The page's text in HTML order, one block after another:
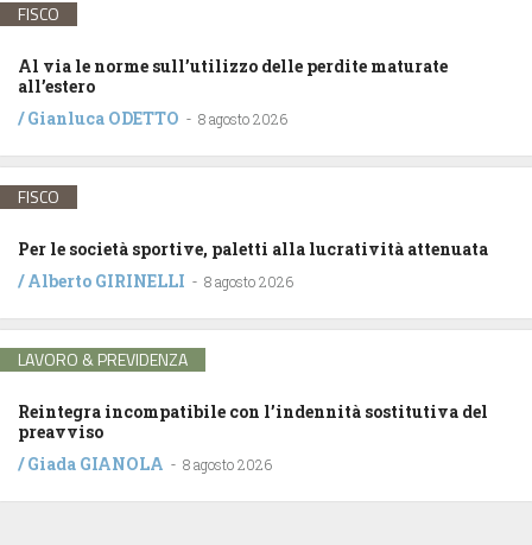
FISCO
Al via le norme sull’utilizzo delle perdite maturate
all’estero
/Gianluca ODETTO - 8 agosto 2026
FISCO
Per le società sportive, paletti alla lucratività attenuata
/Alberto GIRINELLI - 8 agosto 2026
LAVORO & PREVIDENZA
Reintegra incompatibile con l’indennità sostitutiva del
preavviso
/Giada GIANOLA - 8 agosto 2026